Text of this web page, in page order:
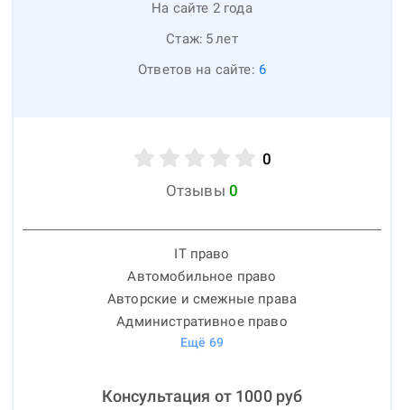
На сайте 2 года
Стаж: 5лет
Ответов на сайте: 6
0
Отзывы 0
IT право
Автомобильное право
Авторские и смежные права
Административное право
Ещё 69
Консультация от 1000руб